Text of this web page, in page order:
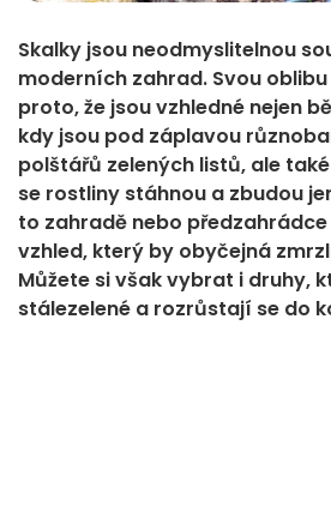
Skalky jsou neodmyslitelnou
moderních zahrad. Svou
proto, že jsou vzhledné nejen
kdy jsou pod záplavou
polštářů zelených listů, ale
se rostliny stáhnou a zbudou
to zahradě nebo
vzhled, který by obyčejná
Můžete si však vybrat i druhy,
stálezelené a rozrůstají se do